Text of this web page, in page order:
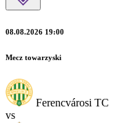
08.08.2026 19:00
Mecz towarzyski
Ferencvárosi TC
vs